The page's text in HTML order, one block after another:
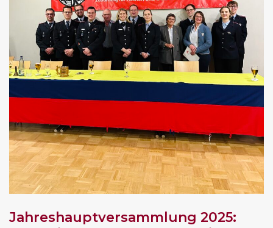
Jahreshauptversammlung 2025: